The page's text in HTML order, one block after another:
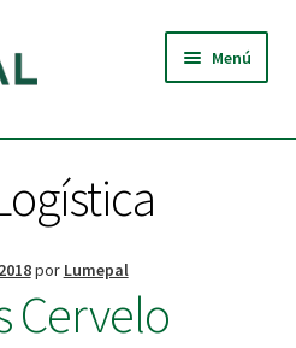
Menú
por Lumepal
Cervelo